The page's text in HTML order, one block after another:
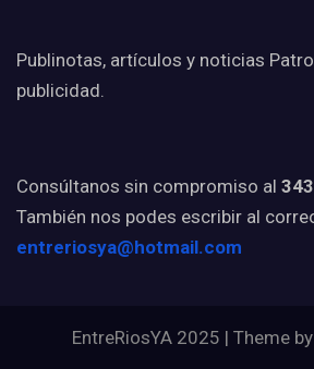
Publinotas, artículos y noticias
publicidad.
Consúltanos sin compromiso al
También nos podes escribir al
entreriosya@hotmail.com
EntreRiosYA 2025 | Theme by